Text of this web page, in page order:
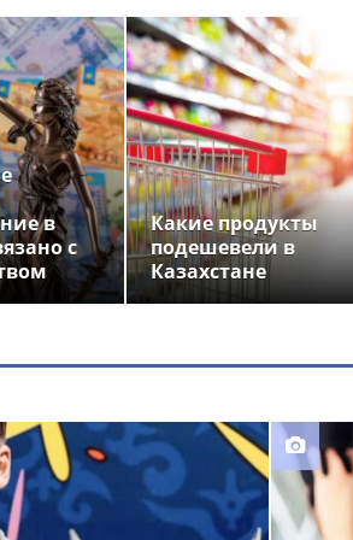
в
с
Какие продукты
подешевели в
Казахстане